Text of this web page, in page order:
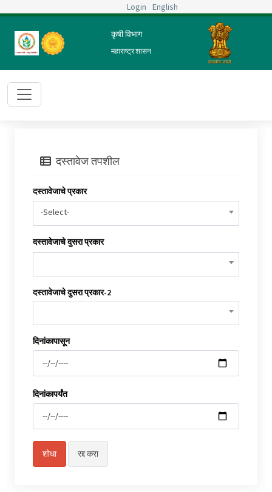
Login English
कृषी विभाग
महाराष्ट्र शासन
दस्तावेज तपशील
दस्तावेजाचे प्रकार
-Select-
दस्तावेजाचे दुसरा प्रकार
दस्तावेजाचे दुसरा प्रकार-2
दिनांकापासून
दिनांकापर्यंत